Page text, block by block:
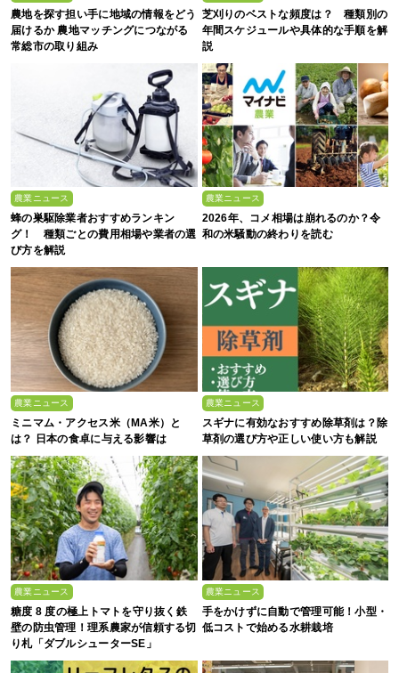
農地を探す担い手に地域の情報をどう
届けるか 農地マッチングにつながる
常総市の取り組み
芝刈りのベストな頻度は？ 種類別の
年間スケジュールや具体的な手順を解
説
農業ニュース
蜂の巣駆除業者おすすめランキン
グ！ 種類ごとの費用相場や業者の選
び方を解説
農業ニュース
2026年、コメ相場は崩れるのか？令
和の米騒動の終わりを読む
農業ニュース
ミニマム・アクセス米（MA米）と
は？ 日本の食卓に与える影響は
農業ニュース
スギナに有効なおすすめ除草剤は？除
草剤の選び方や正しい使い方も解説
農業ニュース
糖度 8 度の極上トマトを守り抜く鉄
壁の防虫管理！理系農家が信頼する切
り札「ダブルシューターSE」
農業ニュース
手をかけずに自動で管理可能！小型・
低コストで始める水耕栽培